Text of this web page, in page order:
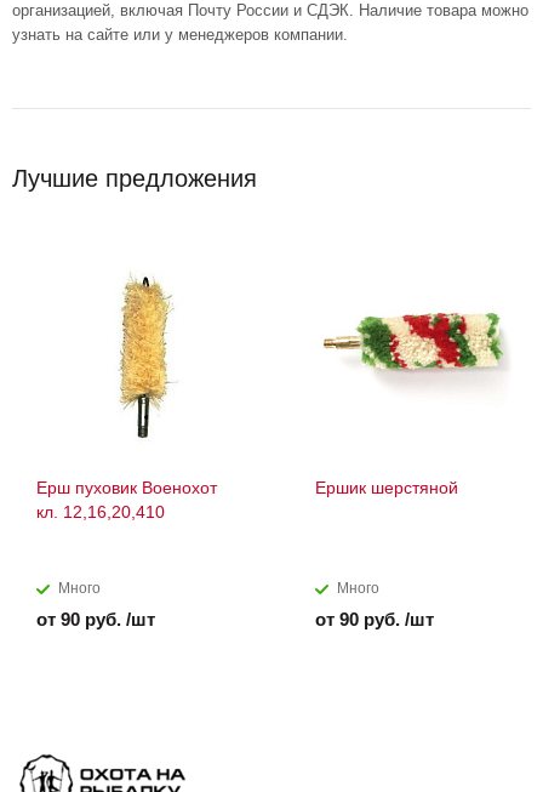
организацией, включая Почту России и СДЭК. Наличие товара можно
узнать на сайте или у менеджеров компании.
Лучшие предложения
Ерш пуховик Военохот
кл. 12,16,20,410
Много
от 90 руб. /шт
Ершик шерстяной
Много
от 90 руб. /шт